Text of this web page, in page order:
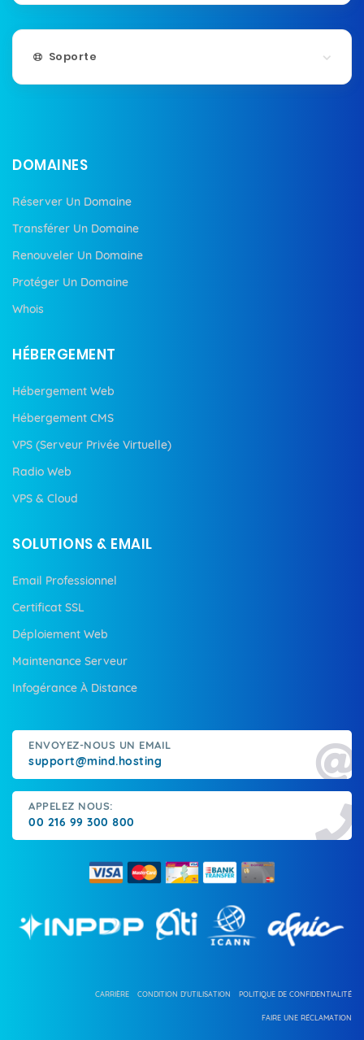
Soporte
DOMAINES
Réserver Un Domaine
Transférer Un Domaine
Renouveler Un Domaine
Protéger Un Domaine
Whois
HÉBERGEMENT
Hébergement Web
Hébergement CMS
VPS (Serveur Privée Virtuelle)
Radio Web
VPS & Cloud
SOLUTIONS & EMAIL
Email Professionnel
Certificat SSL
Déploiement Web
Maintenance Serveur
Infogérance À Distance
ENVOYEZ-NOUS UN EMAIL
support@mind.hosting
APPELEZ NOUS:
00 216 99 300 800
POLITIQUE DE CONFIDENTIALITÉ
CONDITION D'UTILISATION
CARRIÈRE
FAIRE UNE RÉCLAMATION